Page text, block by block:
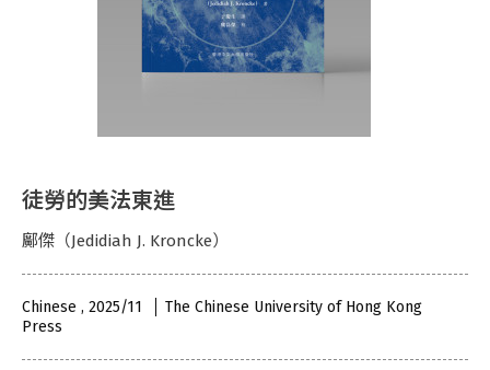
徒勞的美法東進
鄺傑（Jedidiah J. Kroncke）
Chinese , 2025/11
The Chinese University of Hong Kong
Press